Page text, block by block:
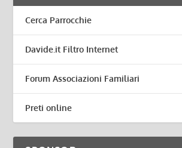
Cerca Parrocchie
Davide.it Filtro Internet
Forum Associazioni Familiari
Preti online